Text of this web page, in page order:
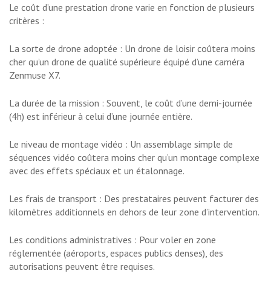
Le coût d’une prestation drone varie en fonction de plusieurs
critères :
La sorte de drone adoptée : Un drone de loisir coûtera moins
cher qu’un drone de qualité supérieure équipé d’une caméra
Zenmuse X7.
La durée de la mission : Souvent, le coût d’une demi-journée
(4h) est inférieur à celui d’une journée entière.
Le niveau de montage vidéo : Un assemblage simple de
séquences vidéo coûtera moins cher qu’un montage complexe
avec des effets spéciaux et un étalonnage.
Les frais de transport : Des prestataires peuvent facturer des
kilomètres additionnels en dehors de leur zone d’intervention.
Les conditions administratives : Pour voler en zone
réglementée (aéroports, espaces publics denses), des
autorisations peuvent être requises.